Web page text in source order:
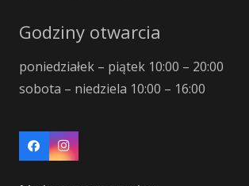
Godziny otwarcia
poniedziałek – piątek 10:00 – 20:00
sobota – niedziela 10:00 – 16:00